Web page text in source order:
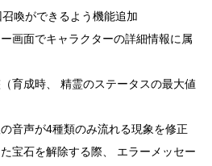
喚ができるよう機能追加
画面でキャラクターの詳細情報に属
育成時、 精霊のステータスの最大値
音声が4種類のみ流れる現象を修正
宝石を解除する際、 エラーメッセー